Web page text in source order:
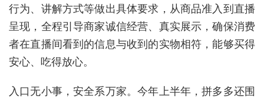
行为、讲解方式等做出具体要求，从商品准入到直播
呈现，全程引导商家诚信经营、真实展示，确保消费
者在直播间看到的信息与收到的实物相符，能够买得
安心、吃得放心。
入口无小事，安全系万家。今年上半年，拼多多还围